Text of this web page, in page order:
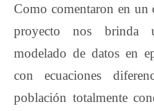
Como comentaron en
proyecto nos brinda
modelado de datos en
con ecuaciones
población totalmente